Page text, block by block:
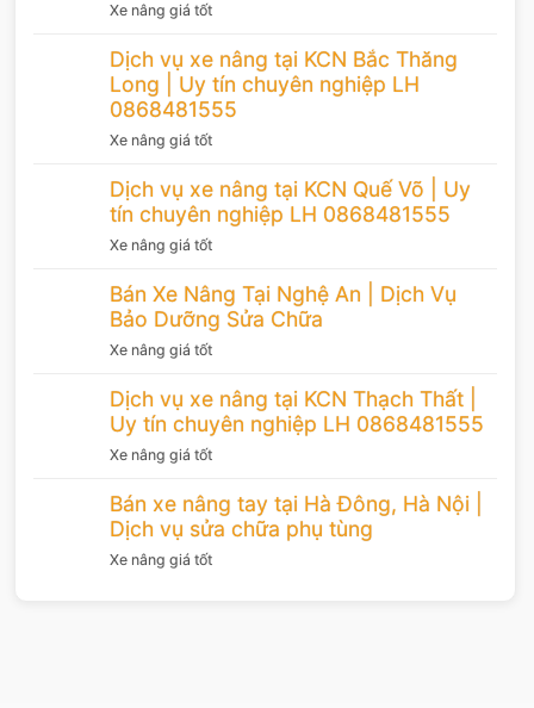
Xe nâng giá tốt
Dịch vụ xe nâng tại KCN Bắc Thăng
Long | Uy tín chuyên nghiệp LH
0868481555
Xe nâng giá tốt
Dịch vụ xe nâng tại KCN Quế Võ | Uy
tín chuyên nghiệp LH 0868481555
Xe nâng giá tốt
Bán Xe Nâng Tại Nghệ An | Dịch Vụ
Bảo Dưỡng Sửa Chữa
Xe nâng giá tốt
Dịch vụ xe nâng tại KCN Thạch Thất |
Uy tín chuyên nghiệp LH 0868481555
Xe nâng giá tốt
Bán xe nâng tay tại Hà Đông, Hà Nội |
Dịch vụ sửa chữa phụ tùng
Xe nâng giá tốt